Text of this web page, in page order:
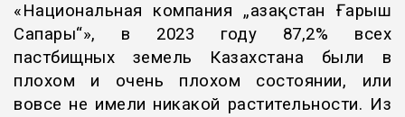
«Национальная компания „Қазақстан Ғарыш
Сапары“», в 2023 году 87,2% всех
пастбищных земель Казахстана были в
плохом и очень плохом состоянии, или
вовсе не имели никакой растительности. Из